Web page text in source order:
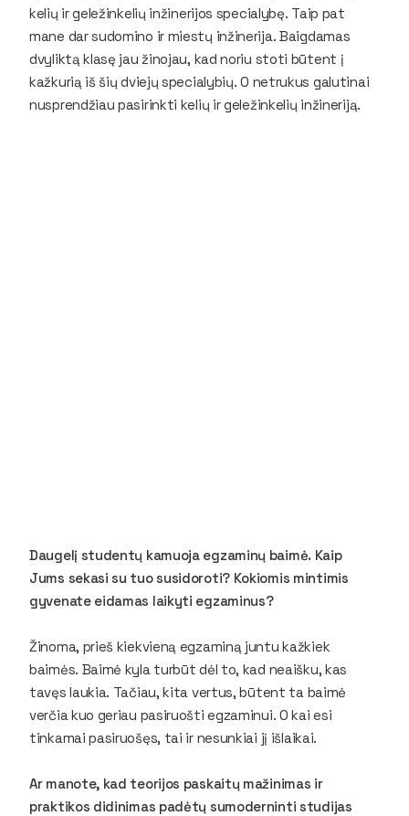
kelių ir geležinkelių inžinerijos specialybę. Taip pat
mane dar sudomino ir miestų inžinerija. Baigdamas
dvyliktą klasę jau žinojau, kad noriu stoti būtent į
kažkurią iš šių dviejų specialybių. O netrukus galutinai
nusprendžiau pasirinkti kelių ir geležinkelių inžineriją.
Daugelį studentų kamuoja egzaminų baimė. Kaip
Jums sekasi su tuo susidoroti? Kokiomis mintimis
gyvenate eidamas laikyti egzaminus?
Žinoma, prieš kiekvieną egzaminą juntu kažkiek
baimės. Baimė kyla turbūt dėl to, kad neaišku, kas
tavęs laukia. Tačiau, kita vertus, būtent ta baimė
verčia kuo geriau pasiruošti egzaminui. O kai esi
tinkamai pasiruošęs, tai ir nesunkiai jį išlaikai.
Ar manote, kad teorijos paskaitų mažinimas ir
praktikos didinimas padėtų sumoderninti studijas